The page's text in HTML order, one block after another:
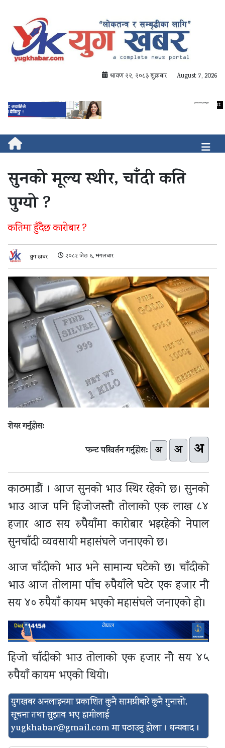
श्रावण २२, २०८३ शुक्रबार August 7, 2026
सुनको मूल्य स्थीर, चाँदी कति
पुग्यो ?
कतिमा हुँदैछ कारोबार ?
युग खबर २०८२ जेठ ६, मंगलबार
शेयर गर्नुहोस:
फन्ट परिवर्तन गर्नुहोस: अ अ अ
काठमाडौं । आज सुनको भाउ स्थिर रहेको छ। सुनको
भाउ आज पनि हिजोजस्तौ तोलाको एक लाख ८४
हजार आठ सय रुपैयाँमा कारोबार भइरहेको नेपाल
सुनचाँदी व्यवसायी महासंघले जनाएको छ।
आज चाँदीको भाउ भने सामान्य घटेको छ। चाँदीको
भाउ आज तोलामा पाँच रुपैयाँले घटेर एक हजार नौ
सय ४० रुपैयाँ कायम भएको महासंघले जनाएको हो।
हिजो चाँदीको भाउ तोलाको एक हजार नौ सय ४५
रुपैयाँ कायम भएको थियो।
युगखबर अनलाइनमा प्रकाशित कुनै सामग्रीबारे कुनै गुनासो,
सूचना तथा सुझाव भए हामीलाई
yugkhabar@gmail.comमा पठाउनु होला । धन्यवाद ।